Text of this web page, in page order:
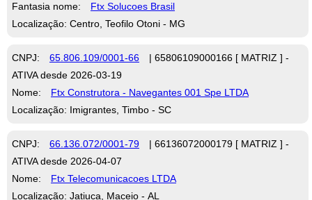
Fantasia nome:
Ftx Solucoes Brasil
Localização: Centro, Teofilo Otoni - MG
CNPJ: 65.806.109/0001-66
| 65806109000166 [ MATRIZ ] -
ATIVA desde 2026-03-19
Nome:
Ftx Construtora - Navegantes 001 Spe LTDA
Localização: Imigrantes, Timbo - SC
CNPJ: 66.136.072/0001-79
| 66136072000179 [ MATRIZ ] -
ATIVA desde 2026-04-07
Nome:
Ftx Telecomunicacoes LTDA
Localização: Jatiuca, Maceio - AL